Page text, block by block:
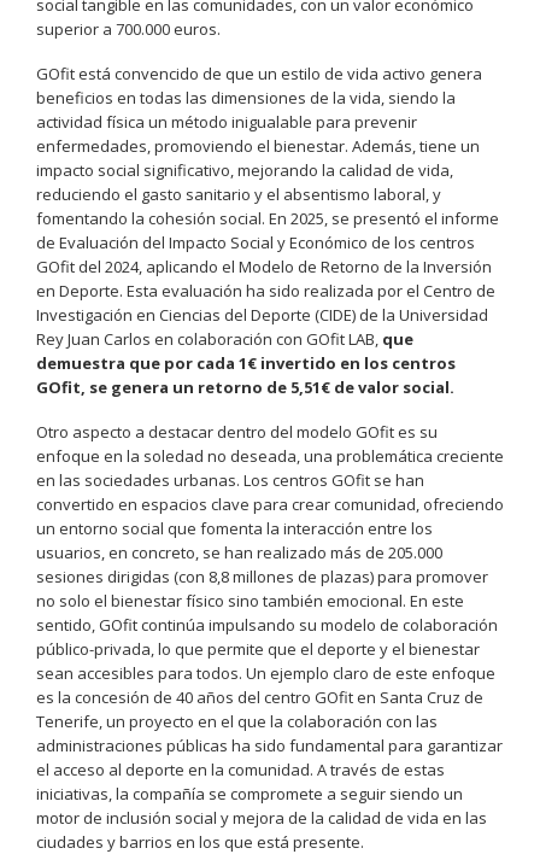
social tangible en las comunidades, con un valor económico
superior a 700.000 euros.
GOfit está convencido de que un estilo de vida activo genera
beneficios en todas las dimensiones de la vida, siendo la
actividad física un método inigualable para prevenir
enfermedades, promoviendo el bienestar. Además, tiene un
impacto social significativo, mejorando la calidad de vida,
reduciendo el gasto sanitario y el absentismo laboral, y
fomentando la cohesión social. En 2025, se presentó el informe
de Evaluación del Impacto Social y Económico de los centros
GOfit del 2024, aplicando el Modelo de Retorno de la Inversión
en Deporte. Esta evaluación ha sido realizada por el Centro de
Investigación en Ciencias del Deporte (CIDE) de la Universidad
Rey Juan Carlos en colaboración con GOfit LAB, que
demuestra que por cada 1€ invertido en los centros
GOfit, se genera un retorno de 5,51€ de valor social.
Otro aspecto a destacar dentro del modelo GOfit es su
enfoque en la soledad no deseada, una problemática creciente
en las sociedades urbanas. Los centros GOfit se han
convertido en espacios clave para crear comunidad, ofreciendo
un entorno social que fomenta la interacción entre los
usuarios, en concreto, se han realizado más de 205.000
sesiones dirigidas (con 8,8 millones de plazas) para promover
no solo el bienestar físico sino también emocional. En este
sentido, GOfit continúa impulsando su modelo de colaboración
público-privada, lo que permite que el deporte y el bienestar
sean accesibles para todos. Un ejemplo claro de este enfoque
es la concesión de 40 años del centro GOfit en Santa Cruz de
Tenerife, un proyecto en el que la colaboración con las
administraciones públicas ha sido fundamental para garantizar
el acceso al deporte en la comunidad. A través de estas
iniciativas, la compañía se compromete a seguir siendo un
motor de inclusión social y mejora de la calidad de vida en las
ciudades y barrios en los que está presente.